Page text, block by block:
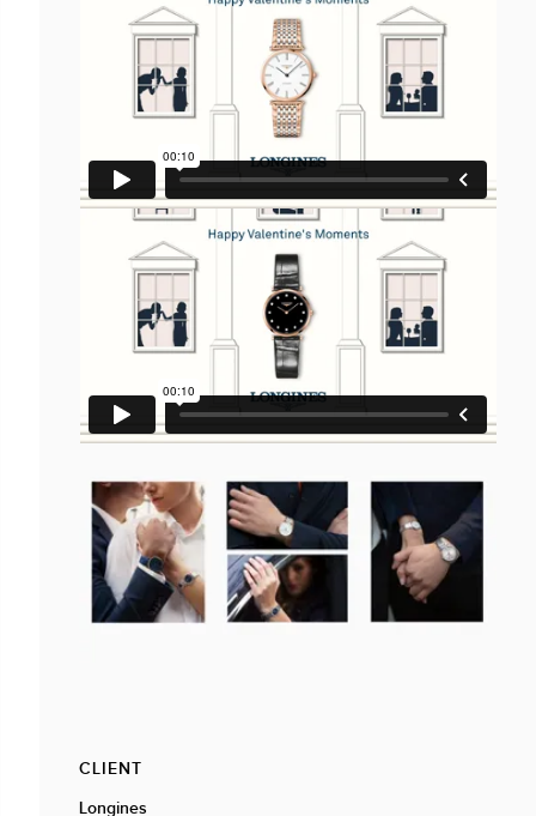
CLIENT
Longines